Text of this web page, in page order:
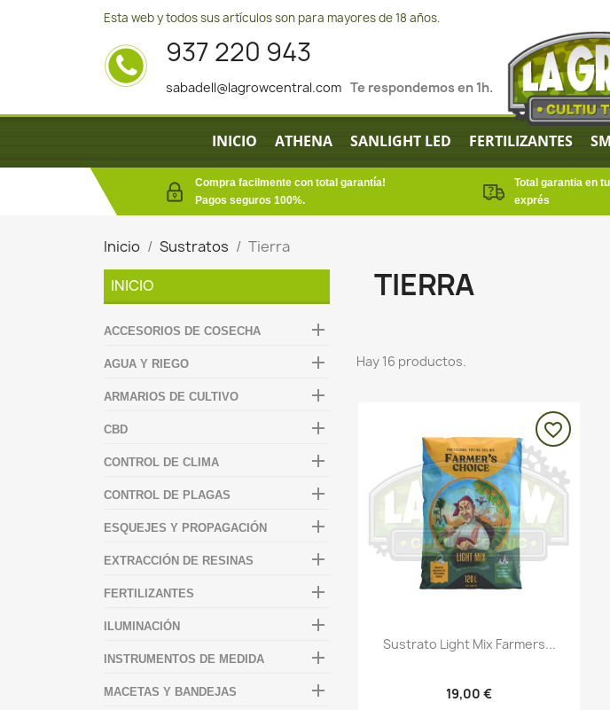
Esta web y todos sus artículos son para mayores de 18 años.
937 220 943
sabadell@lagrowcentral.com Te respondemos en 1h.
INICIO ATHENA SANLIGHT LED FERTILIZANTES
Compra facilmente con total garantía!
Pagos seguros 100%.
Total garantia en
exprés
Inicio Sustratos
Tierra
INICIO
ACCESORIOS DE COSECHA 
AGUA Y RIEGO 
ARMARIOS DE CULTIVO 
CBD 
CONTROL DE CLIMA 
CONTROL DE PLAGAS 
ESQUEJES Y PROPAGACIÓN 
EXTRACCIÓN DE RESINAS 
FERTILIZANTES 
ILUMINACIÓN 
INSTRUMENTOS DE MEDIDA 
MACETAS Y BANDEJAS 
TIERRA
Hay 16 productos.
 Vista rápida
Sustrato Light Mix Farmers...
19,00 €
favorite_border